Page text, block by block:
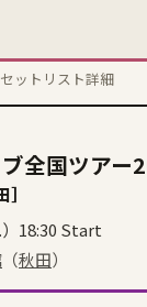
ットリスト詳細
全国ツアー
］
18:30 Start
（秋田）